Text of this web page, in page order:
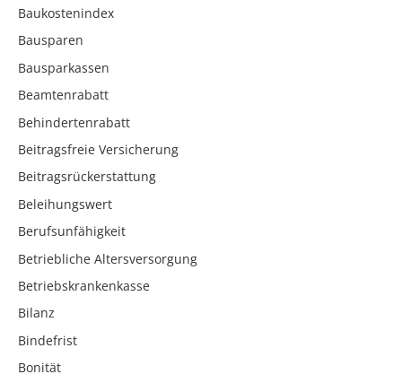
Baukostenindex
Bausparen
Bausparkassen
Beamtenrabatt
Behindertenrabatt
Beitragsfreie Versicherung
Beitragsrückerstattung
Beleihungswert
Berufsunfähigkeit
Betriebliche Altersversorgung
Betriebskrankenkasse
Bilanz
Bindefrist
Bonität